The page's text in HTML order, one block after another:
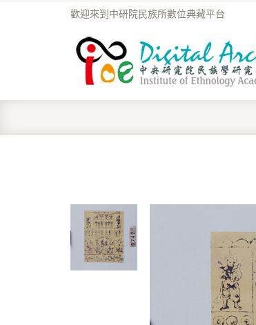
歡迎來到中研院民族所數位典藏平台